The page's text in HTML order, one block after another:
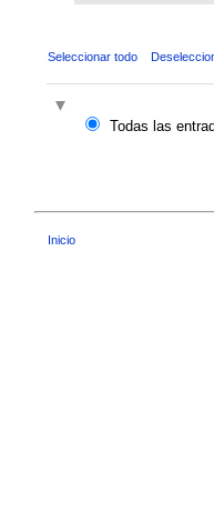
Seleccionar todo
Todas las
Inicio